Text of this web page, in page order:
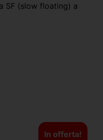
SF (slow floating) a
In offerta!